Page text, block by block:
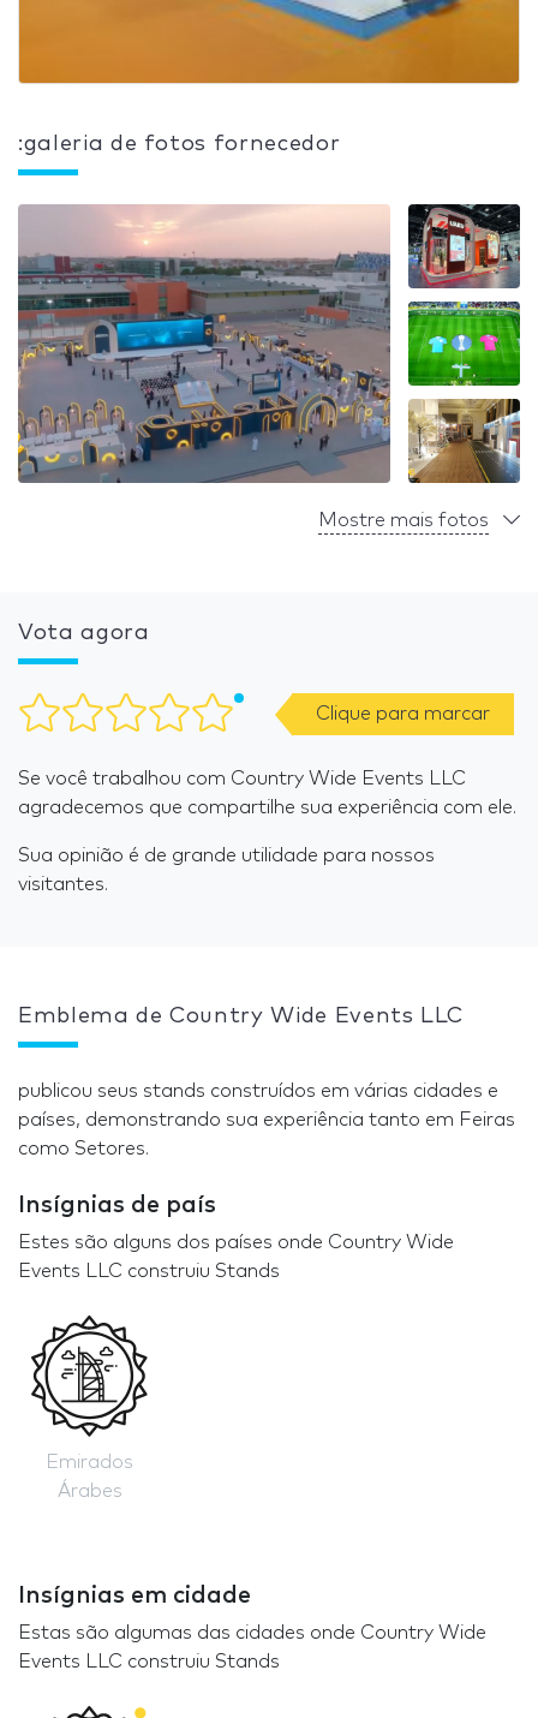
:galeria de fotos fornecedor
Mostre mais fotos
Vota agora
Clique para marcar
Se você trabalhou com Country Wide Events LLC
agradecemos que compartilhe sua experiência com ele.
Sua opinião é de grande utilidade para nossos
visitantes.
Emblema de Country Wide Events LLC
publicou seus stands construídos em várias cidades e
países, demonstrando sua experiência tanto em Feiras
como Setores.
Insígnias de país
Estes são alguns dos países onde Country Wide
Events LLC construiu Stands
Emirados
Árabes
Insígnias em cidade
Estas são algumas das cidades onde Country Wide
Events LLC construiu Stands